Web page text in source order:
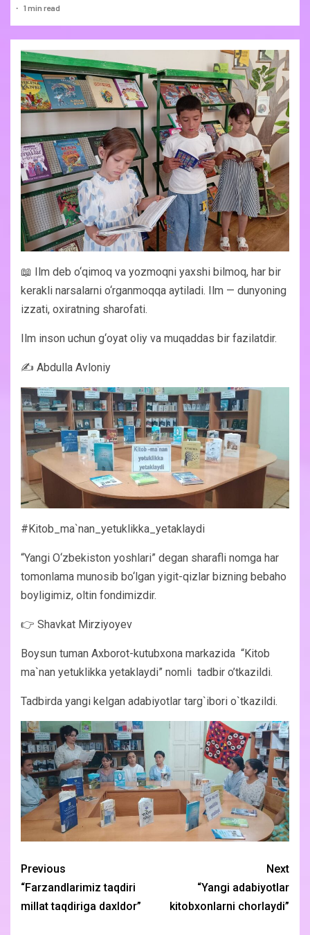
1 min read
📖 Ilm deb o‘qimoq va yozmoqni yaxshi bilmoq, har bir
kerakli narsalarni o‘rganmoqqa aytiladi. Ilm — dunyoning
izzati, oxiratning sharofati.
Ilm inson uchun g‘oyat oliy va muqaddas bir fazilatdir.
✍️ Abdulla Avloniy
#Kitob_ma`nan_yetuklikka_yetaklaydi
“Yangi O‘zbekiston yoshlari” degan sharafli nomga har
tomonlama munosib bo‘lgan yigit-qizlar bizning bebaho
boyligimiz, oltin fondimizdir.
👉 Shavkat Mirziyoyev
Boysun tuman Axborot-kutubxona markazida “Kitob
ma`nan yetuklikka yetaklaydi” nomli tadbir o’tkazildi.
Tadbirda yangi kelgan adabiyotlar targ`ibori o`tkazildi.
Previous
“Farzandlarimiz taqdiri
millat taqdiriga daxldor”
Next
“Yangi adabiyotlar
kitobxonlarni chorlaydi”